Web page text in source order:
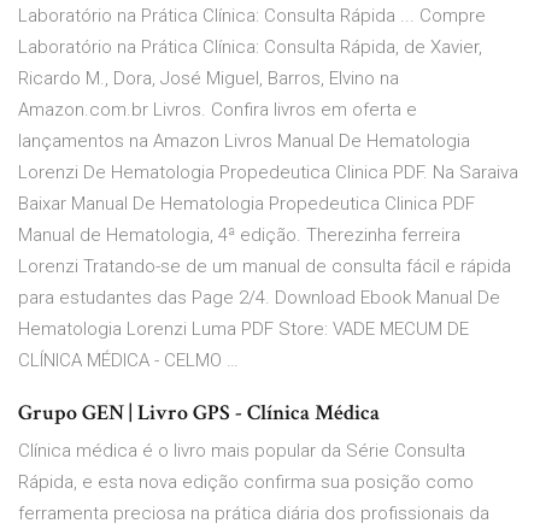
Laboratório na Prática Clínica: Consulta Rápida ... Compre
Laboratório na Prática Clínica: Consulta Rápida, de Xavier,
Ricardo M., Dora, José Miguel, Barros, Elvino na
Amazon.com.br Livros. Confira livros em oferta e
lançamentos na Amazon Livros Manual De Hematologia
Lorenzi De Hematologia Propedeutica Clinica PDF. Na Saraiva
Baixar Manual De Hematologia Propedeutica Clinica PDF
Manual de Hematologia, 4ª edição. Therezinha ferreira
Lorenzi Tratando-se de um manual de consulta fácil e rápida
para estudantes das Page 2/4. Download Ebook Manual De
Hematologia Lorenzi Luma PDF Store: VADE MECUM DE
CLÍNICA MÉDICA - CELMO …
Grupo GEN | Livro GPS - Clínica Médica
Clínica médica é o livro mais popular da Série Consulta
Rápida, e esta nova edição confirma sua posição como
ferramenta preciosa na prática diária dos profissionais da